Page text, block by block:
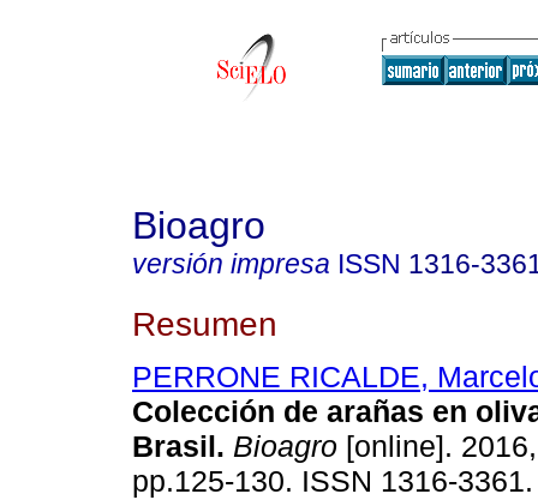
Bioagro
versión impresa ISSN 1316-
Resumen
PERRONE RICALDE,
Colección de arañas en
Brasil. Bioagro [online].
pp.125-130. ISSN 1316-3361.